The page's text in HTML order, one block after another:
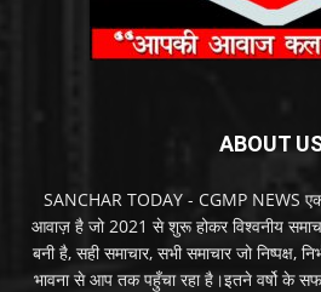
ABOUT
SANCHAR TODAY - CGMP NEWS
आवाज़ है जो 2021 से शुरू होकर विश्वनीय
बनी है, सही समाचार, सभी समाचार जो निष्पक्ष,
भावना से आप तक पहुँचा रहा है।इतने वर्षो के